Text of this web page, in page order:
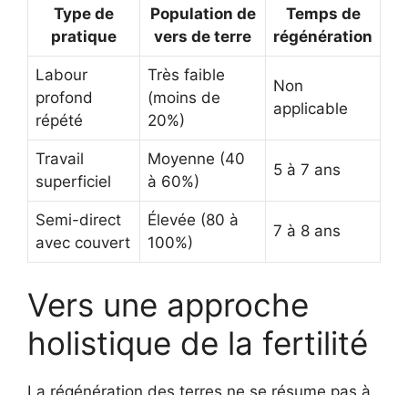
Type de
pratique
Population de
vers de terre
Temps de
régénération
Labour
profond
répété
Très faible
(moins de
20%)
Non
applicable
Travail
superficiel
Moyenne (40
à 60%)
5 à 7 ans
Semi-direct
avec couvert
Élevée (80 à
100%)
7 à 8 ans
Vers une approche
holistique de la fertilité
La régénération des terres ne se résume pas à